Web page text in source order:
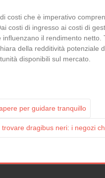
costi che è imperativo
costi di ingresso ai costi di
il rendimento netto.
della redditività potenziale
disponibili sul mercato.
per guidare tranquillo
trovare dragibus neri: i negozi